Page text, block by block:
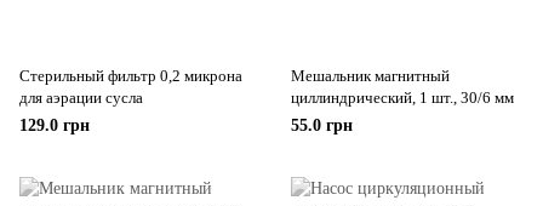
Стерильный фильтр 0,2 микрона
для аэрации сусла
129.0 грн
Мешальник магнитный
циллиндрический, 1 шт., 30/6 мм
55.0 грн